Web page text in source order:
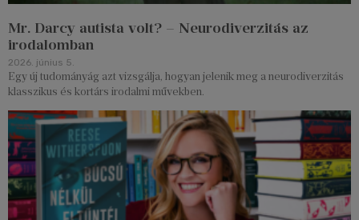
Mr. Darcy autista volt? – Neurodiverzitás az
irodalomban
2026. június 5.
Egy új tudományág azt vizsgálja, hogyan jelenik meg a neurodiverzitás
klasszikus és kortárs irodalmi művekben.